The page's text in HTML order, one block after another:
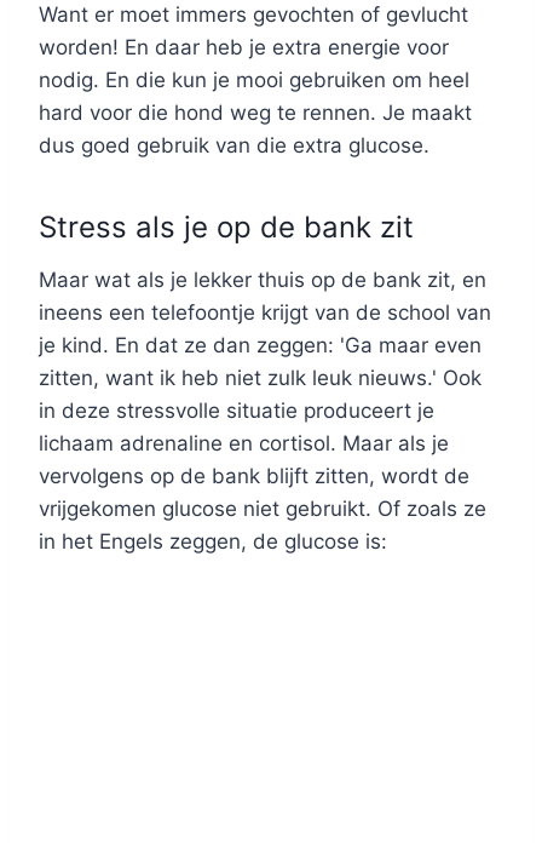
Want er moet immers gevochten of gevlucht
worden! En daar heb je extra energie voor
nodig. En die kun je mooi gebruiken om heel
hard voor die hond weg te rennen. Je maakt
dus goed gebruik van die extra glucose.
Stress als je op de bank zit
Maar wat als je lekker thuis op de bank zit, en
ineens een telefoontje krijgt van de school van
je kind. En dat ze dan zeggen: 'Ga maar even
zitten, want ik heb niet zulk leuk nieuws.' Ook
in deze stressvolle situatie produceert je
lichaam adrenaline en cortisol. Maar als je
vervolgens op de bank blijft zitten, wordt de
vrijgekomen glucose niet gebruikt. Of zoals ze
in het Engels zeggen, de glucose is: